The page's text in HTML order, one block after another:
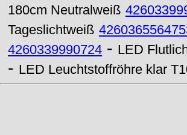
180cm Neutralweiß
Tageslichtweiß
4260339990724 - LED
- LED Leuchtstoffröhre klar